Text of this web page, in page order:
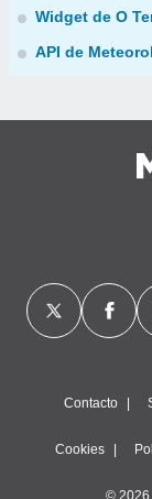
Widget de O
API de
Contacto
Cookies
© 2026